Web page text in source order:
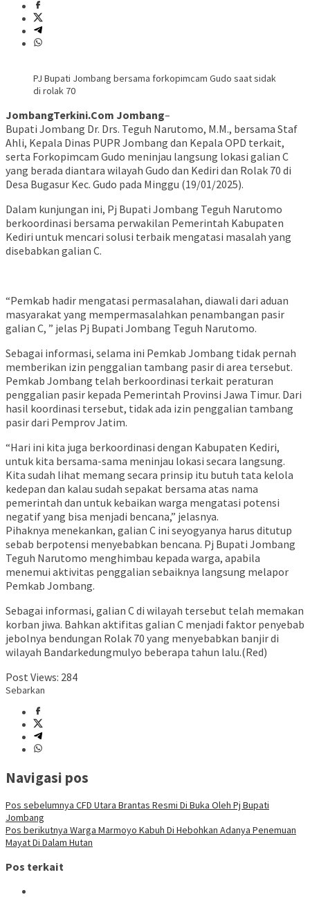
PJ Bupati Jombang bersama forkopimcam Gudo saat sidak
di rolak 70
JombangTerkini.Com Jombang–
Bupati Jombang Dr. Drs. Teguh Narutomo, M.M., bersama Staf
Ahli, Kepala Dinas PUPR Jombang dan Kepala OPD terkait,
serta Forkopimcam Gudo meninjau langsung lokasi galian C
yang berada diantara wilayah Gudo dan Kediri dan Rolak 70 di
Desa Bugasur Kec. Gudo pada Minggu (19/01/2025).
Dalam kunjungan ini, Pj Bupati Jombang Teguh Narutomo
berkoordinasi bersama perwakilan Pemerintah Kabupaten
Kediri untuk mencari solusi terbaik mengatasi masalah yang
disebabkan galian C.
“Pemkab hadir mengatasi permasalahan, diawali dari aduan
masyarakat yang mempermasalahkan penambangan pasir
galian C, ” jelas Pj Bupati Jombang Teguh Narutomo.
Sebagai informasi, selama ini Pemkab Jombang tidak pernah
memberikan izin penggalian tambang pasir di area tersebut.
Pemkab Jombang telah berkoordinasi terkait peraturan
penggalian pasir kepada Pemerintah Provinsi Jawa Timur. Dari
hasil koordinasi tersebut, tidak ada izin penggalian tambang
pasir dari Pemprov Jatim.
“Hari ini kita juga berkoordinasi dengan Kabupaten Kediri,
untuk kita bersama-sama meninjau lokasi secara langsung.
Kita sudah lihat memang secara prinsip itu butuh tata kelola
kedepan dan kalau sudah sepakat bersama atas nama
pemerintah dan untuk kebaikan warga mengatasi potensi
negatif yang bisa menjadi bencana,” jelasnya.
Pihaknya menekankan, galian C ini seyogyanya harus ditutup
sebab berpotensi menyebabkan bencana. Pj Bupati Jombang
Teguh Narutomo menghimbau kepada warga, apabila
menemui aktivitas penggalian sebaiknya langsung melapor
Pemkab Jombang.
Sebagai informasi, galian C di wilayah tersebut telah memakan
korban jiwa. Bahkan aktifitas galian C menjadi faktor penyebab
jebolnya bendungan Rolak 70 yang menyebabkan banjir di
wilayah Bandarkedungmulyo beberapa tahun lalu.(Red)
Post Views: 284
Sebarkan
Navigasi pos
Pos sebelumnya CFD Utara Brantas Resmi Di Buka Oleh Pj Bupati
Jombang
Pos berikutnya Warga Marmoyo Kabuh Di Hebohkan Adanya Penemuan
Mayat Di Dalam Hutan
Pos terkait